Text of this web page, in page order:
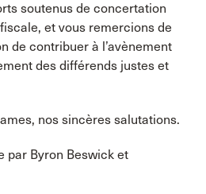
soutenus de concertation
et vous remercions de
de contribuer à l’avènement
des différends justes et
nos sincères salutations.
par Byron Beswick et